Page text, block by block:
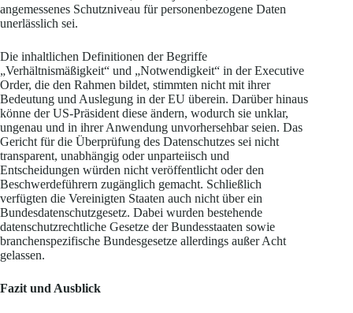
angemessenes Schutzniveau für personenbezogene Daten
unerlässlich sei.
Die inhaltlichen Definitionen der Begriffe
„Verhältnismäßigkeit“ und „Notwendigkeit“ in der Executive
Order, die den Rahmen bildet, stimmten nicht mit ihrer
Bedeutung und Auslegung in der EU überein. Darüber hinaus
könne der US-Präsident diese ändern, wodurch sie unklar,
ungenau und in ihrer Anwendung unvorhersehbar seien. Das
Gericht für die Überprüfung des Datenschutzes sei nicht
transparent, unabhängig oder unparteiisch und
Entscheidungen würden nicht veröffentlicht oder den
Beschwerdeführern zugänglich gemacht. Schließlich
verfügten die Vereinigten Staaten auch nicht über ein
Bundesdatenschutzgesetz. Dabei wurden bestehende
datenschutzrechtliche Gesetze der Bundesstaaten sowie
branchenspezifische Bundesgesetze allerdings außer Acht
gelassen.
Fazit und Ausblick